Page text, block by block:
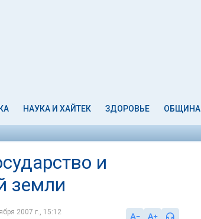
НАУКА И ХАЙТЕК ЗДОРОВЬЕ ОБЩИНА
и
земли
2007 г., 15:12